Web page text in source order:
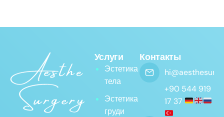
Услуги
Эстетика
тела
Эстетика
груди
Контакты
+90 544 919
17 37